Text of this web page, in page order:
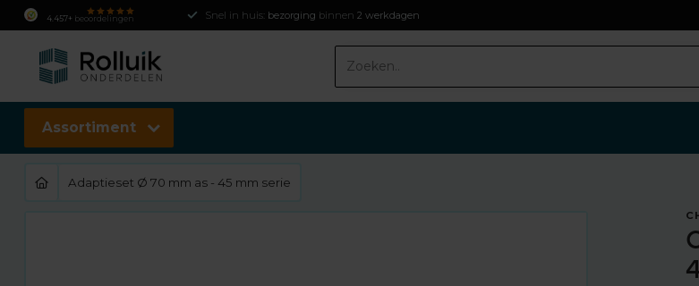
4.457+ beoordelingen Snel in huis: bezorging binnen 2 werkdagen
Assortiment
Adaptieset Ø 70 mm as - 45 mm serie